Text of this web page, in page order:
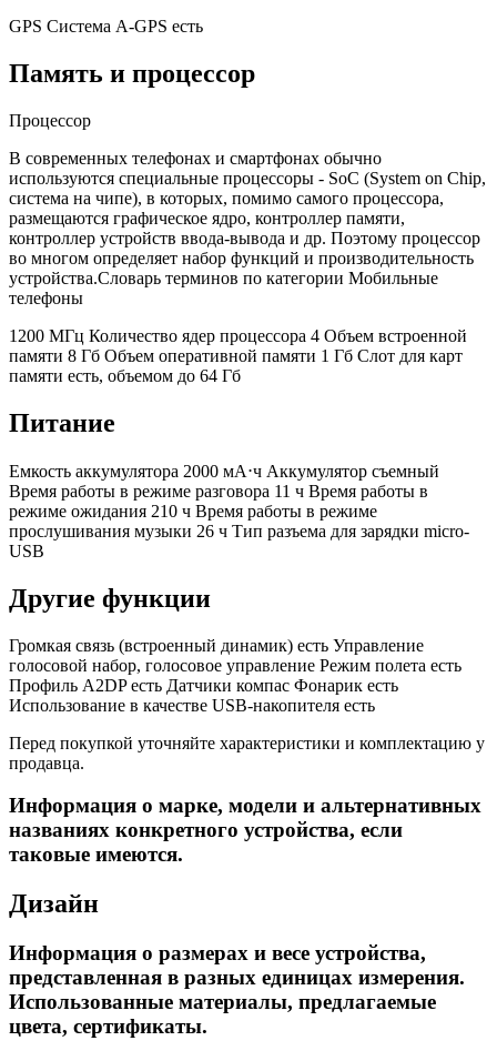
GPS Cистема A-GPS есть
Память и процессор
Процессор
В современных телефонах и смартфонах обычно
используются специальные процессоры - SoC (System on Chip,
система на чипе), в которых, помимо самого процессора,
размещаются графическое ядро, контроллер памяти,
контроллер устройств ввода-вывода и др. Поэтому процессор
во многом определяет набор функций и производительность
устройства.Словарь терминов по категории Мобильные
телефоны
1200 МГц Количество ядер процессора 4 Объем встроенной
памяти 8 Гб Объем оперативной памяти 1 Гб Слот для карт
памяти есть, объемом до 64 Гб
Питание
Емкость аккумулятора 2000 мА⋅ч Аккумулятор съемный
Время работы в режиме разговора 11 ч Время работы в
режиме ожидания 210 ч Время работы в режиме
прослушивания музыки 26 ч Тип разъема для зарядки micro-
USB
Другие функции
Громкая связь (встроенный динамик) есть Управление
голосовой набор, голосовое управление Режим полета есть
Профиль A2DP есть Датчики компас Фонарик есть
Использование в качестве USB-накопителя есть
Перед покупкой уточняйте характеристики и комплектацию у
продавца.
Информация о марке, модели и альтернативных
названиях конкретного устройства, если
таковые имеются.
Дизайн
Информация о размерах и весе устройства,
представленная в разных единицах измерения.
Использованные материалы, предлагаемые
цвета, сертификаты.